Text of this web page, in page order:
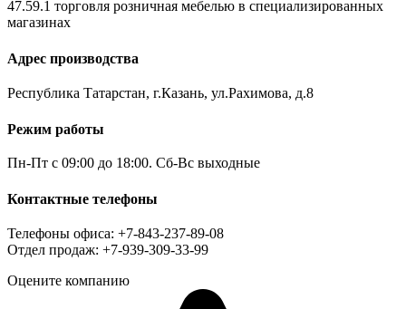
47.59.1 торговля розничная мебелью в специализированных
магазинах
Адрес производства
Республика Татарстан, г.Казань, ул.Рахимова, д.8
Режим работы
Пн-Пт с 09:00 до 18:00. Сб-Вс выходные
Контактные телефоны
Телефоны офиса: +7-843-237-89-08
Отдел продаж: +7-939-309-33-99
Оцените компанию